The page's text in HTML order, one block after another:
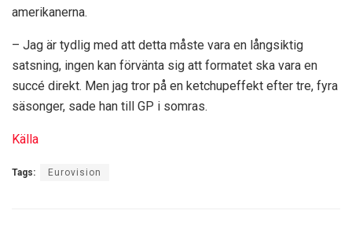
amerikanerna.
– Jag är tydlig med att detta måste vara en långsiktig
satsning, ingen kan förvänta sig att formatet ska vara en
succé direkt. Men jag tror på en ketchupeffekt efter tre, fyra
säsonger, sade han till GP i somras.
Källa
Tags: Eurovision